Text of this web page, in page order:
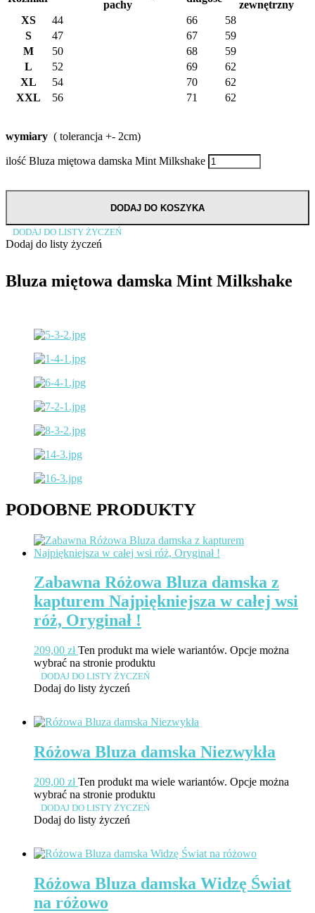
pachy
zewnętrzny
XS
44 66
58
S
47 67
59
M
50 68
59
L
52 69
62
XL
54 70
62
XXL
56 71 62
wymiary ( tolerancja +- 2cm)
ilość Bluza miętowa damska Mint Milkshake
DODAJ DO KOSZYKA
DODAJ DO LISTY ŻYCZEŃ
Dodaj do listy życzeń
Bluza miętowa damska Mint Milkshake
PODOBNE PRODUKTY
Zabawna Różowa Bluza damska z
kapturem Najpiękniejsza w całej wsi
róż, Oryginał !
209,00 zł Ten produkt ma wiele wariantów. Opcje można
wybrać na stronie produktu
DODAJ DO LISTY ŻYCZEŃ
Dodaj do listy życzeń
Różowa Bluza damska Niezwykła
209,00 zł Ten produkt ma wiele wariantów. Opcje można
wybrać na stronie produktu
DODAJ DO LISTY ŻYCZEŃ
Dodaj do listy życzeń
Różowa Bluza damska Widzę Świat
na różowo